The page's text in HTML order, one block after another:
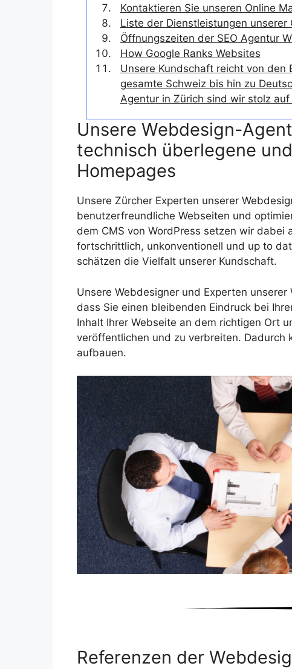
Kontaktieren Sie unseren Online
Liste der Dienstleistungen
Öffnungszeiten der SEO Agentur
How Google Ranks Websites
Unsere Kundschaft reicht von
gesamte Schweiz bis hin zu
Agentur in Zürich sind wir stolz
Unsere Webdesign-
technisch überlegene
Homepages
Unsere Zürcher Experten unserer
benutzerfreundliche Webseiten und
dem CMS von WordPress setzen wir
fortschrittlich, unkonventionell und up to
schätzen die Vielfalt unserer Kundschaft.
Unsere Webdesigner und Experten
dass Sie einen bleibenden Eindruck bei
Inhalt Ihrer Webseite an dem richtigen Ort
veröffentlichen und zu verbreiten. Dadurch
aufbauen.
Referenzen der